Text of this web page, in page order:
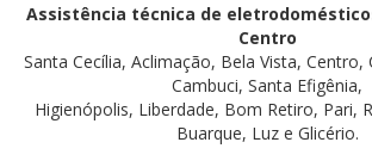
Assistência técnica de
Centro
Santa Cecília, Aclimação, Bela Vista, Centro,
Cambuci, Santa Efigênia,
Higienópolis, Liberdade, Bom Retiro, Pari,
Buarque, Luz e Glicério.